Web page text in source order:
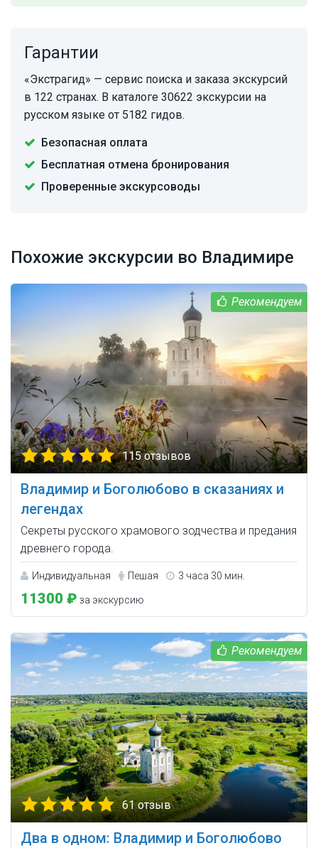
Гарантии
«Экстрагид» — сервис поиска и заказа экскурсий
в 122 странах. В каталоге 30622 экскурсии на
русском языке от 5182 гидов.
Безопасная оплата
Бесплатная отмена бронирования
Проверенные экскурсоводы
Похожие экскурсии во Владимире
115 отзывов
Владимир и Боголюбово в сказаниях и
легендах
Секреты русского храмового зодчества и предания
древнего города.
Индивидуальная Пешая 3 часа 30 мин.
11300 ₽ за экскурсию
61 отзыв
Два в одном: Владимир и Боголюбово